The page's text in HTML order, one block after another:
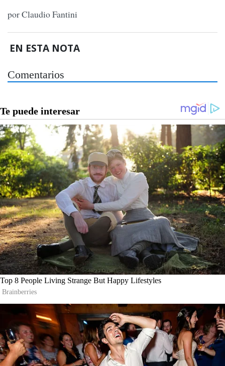
por Claudio Fantini
EN ESTA NOTA
Comentarios